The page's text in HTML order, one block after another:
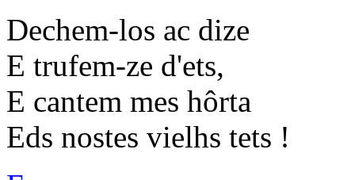
Dechem-los ac dize
E trufem-ze d'ets,
E cantem mes hôrta
Eds nostes vielhs tets !